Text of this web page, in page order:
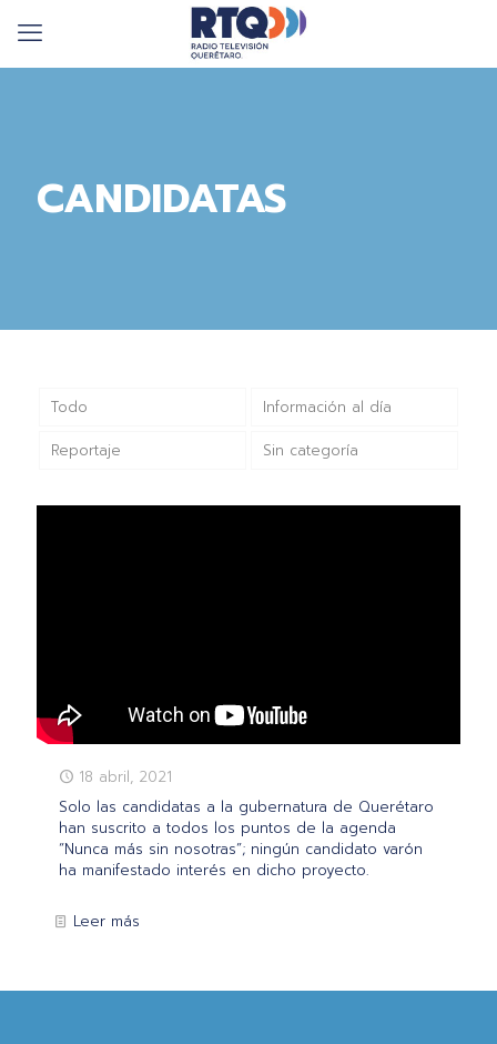
CANDIDATAS
Todo Información al día
Reportaje Sin categoría
18 abril, 2021
Solo las candidatas a la gubernatura de Querétaro
han suscrito a todos los puntos de la agenda
“Nunca más sin nosotras”; ningún candidato varón
ha manifestado interés en dicho proyecto.
Leer más